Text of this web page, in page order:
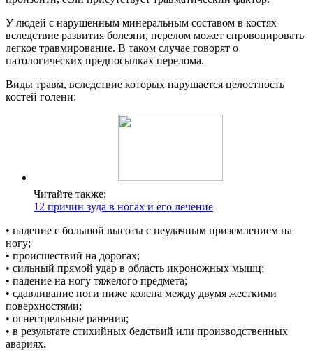
У людей с нарушенным минеральным составом в костях
вследствие развития болезни, перелом может спровоцировать
легкое травмирование. В таком случае говорят о
патологических предпосылках перелома.
Виды травм, вследствие которых нарушается целостность
костей голени:
Читайте также:
12 причин зуда в ногах и его лечение
• падение с большой высоты с неудачным приземлением на
ногу;
• происшествий на дорогах;
• сильный прямой удар в область икроножных мышц;
• падение на ногу тяжелого предмета;
• сдавливание ноги ниже колена между двумя жесткими
поверхностями;
• огнестрельные ранения;
• в результате стихийных бедствий или производственных
авариях.